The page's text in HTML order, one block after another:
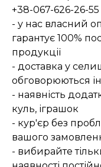
+38-067-626-26-
- у нас власний
гарантує 100%
продукції
- доставка у
обговорюються
- наявність
куль, іграшок
- кур'єр без
вашого
- вибирайте